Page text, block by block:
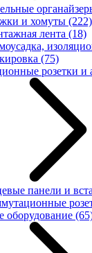
и хомуты (222)
лента (18)
(75)
розетки и
панели и
оборудование